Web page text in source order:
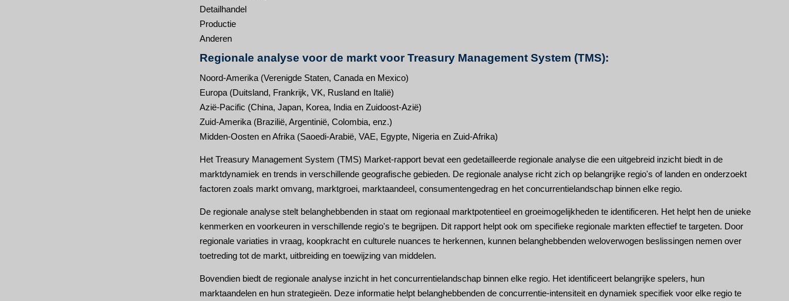
Detailhandel
Productie
Anderen
Regionale analyse voor de markt voor Treasury Management System (TMS):
Noord-Amerika (Verenigde Staten, Canada en Mexico)
Europa (Duitsland, Frankrijk, VK, Rusland en Italië)
Azië-Pacific (China, Japan, Korea, India en Zuidoost-Azië)
Zuid-Amerika (Brazilië, Argentinië, Colombia, enz.)
Midden-Oosten en Afrika (Saoedi-Arabië, VAE, Egypte, Nigeria en Zuid-Afrika)
Het Treasury Management System (TMS) Market-rapport bevat een gedetailleerde regionale analyse die een uitgebreid inzicht biedt in de
marktdynamiek en trends in verschillende geografische gebieden. De regionale analyse richt zich op belangrijke regio's of landen en onderzoekt
factoren zoals markt omvang, marktgroei, marktaandeel, consumentengedrag en het concurrentielandschap binnen elke regio.
De regionale analyse stelt belanghebbenden in staat om regionaal marktpotentieel en groeimogelijkheden te identificeren. Het helpt hen de unieke
kenmerken en voorkeuren in verschillende regio's te begrijpen. Dit rapport helpt ook om specifieke regionale markten effectief te targeten. Door
regionale variaties in vraag, koopkracht en culturele nuances te herkennen, kunnen belanghebbenden weloverwogen beslissingen nemen over
toetreding tot de markt, uitbreiding en toewijzing van middelen.
Bovendien biedt de regionale analyse inzicht in het concurrentielandschap binnen elke regio. Het identificeert belangrijke spelers, hun
marktaandelen en hun strategieën. Deze informatie helpt belanghebbenden de concurrentie-intensiteit en dynamiek specifiek voor elke regio te